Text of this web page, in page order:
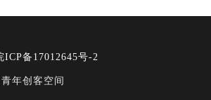
ICP备17012645号-2
年创客空间